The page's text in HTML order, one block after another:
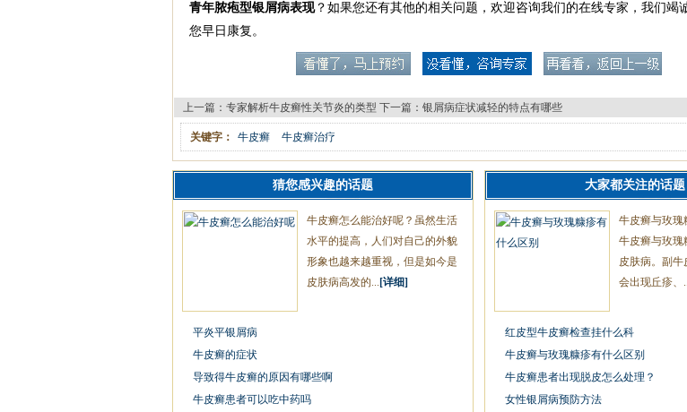
青年脓疱型银屑病表现？如果您还有其他的相关问题，欢迎咨询我们的在线专家，我们竭
您早日康复。
上一篇： 专家解析牛皮癣性关节炎的类型 下一篇： 银屑病症状减轻的特点有哪些
关键字： 牛皮癣 牛皮癣治疗
猜您感兴趣的话题
牛皮癣怎么能治好呢？虽然生活
水平的提高，人们对自己的外貌
形象也越来越重视，但是如今是
皮肤病高发的... [详细]
平炎平银屑病
牛皮癣的症状
导致得牛皮癣的原因有哪些啊
牛皮癣患者可以吃中药吗
大家都关注的话题
牛皮癣与玫瑰
牛皮癣与玫瑰
皮肤病。副
会出现丘疹、
红皮型牛皮癣检查挂什么科
牛皮癣与玫瑰糠疹有什么区别
牛皮癣患者出现脱皮怎么处理？
女性银屑病预防方法